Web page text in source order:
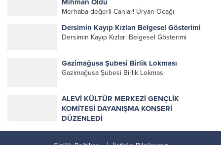
Mihman Oldu
Merhaba değerli Canlar! Üryan Ocağı
akşamı bizlere mihman oldular. Bu programı
düzenleyen Lefke şubesi yönetimi ve başkanı
Ayrıca genel merkez...
Dersimin Kayıp Kızları Belgesel Gösterimi
Dersimin Kayıp Kızları Belgesel Gösterimi
Gazimağusa Şubesi Birlik Lokması
Gazimağusa Şubesi Birlik Lokması
ALEVİ KÜLTÜR MERKEZİ GENÇLİK
KOMİTESİ DAYANIŞMA KONSERİ
DÜZENLEDİ